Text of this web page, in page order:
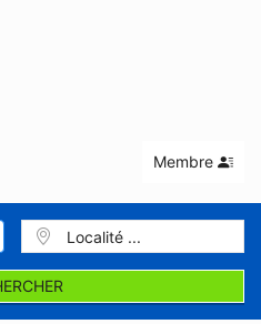
Membre